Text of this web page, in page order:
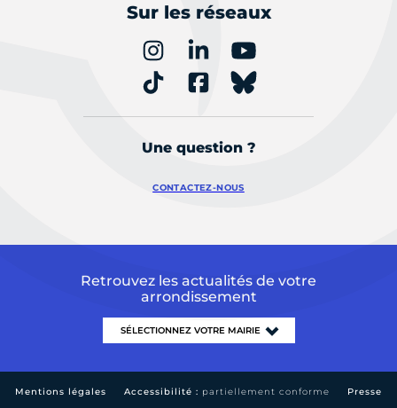
Sur les réseaux
Une question ?
CONTACTEZ-NOUS
Retrouvez les actualités de votre
arrondissement
Mentions légales Accessibilité : partiellement conforme Presse